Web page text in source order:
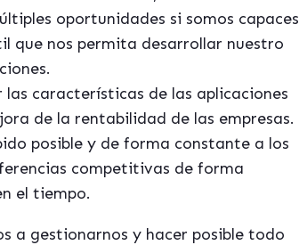
oportunidades si somos capaces
que nos permita desarrollar nuestro
características de las aplicaciones
de la rentabilidad de las empresas.
posible y de forma constante a los
competitivas de forma
el tiempo.
a gestionarnos y hacer posible todo